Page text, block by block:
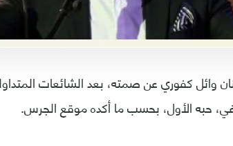
وائل كفوري عن صمته، بعد الشائعات
حبه الأول، بحسب ما أكده موقع الجرس.